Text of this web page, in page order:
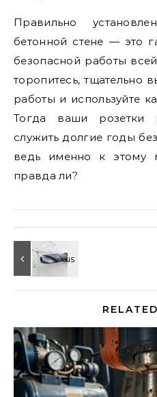
Правильно
бетонной стене — это
безопасной работы
торопитесь, тщательно
работы и используйте
Тогда ваши розетки
служить долгие годы
ведь именно к этому
правда ли?